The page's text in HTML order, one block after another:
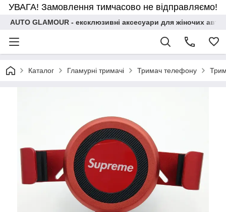
УВАГА! Замовлення тимчасово не відправляємо!
AUTO GLAMOUR - ексклюзивні аксесуари для жіночих
Каталог Гламурні тримачі Тримач телефону